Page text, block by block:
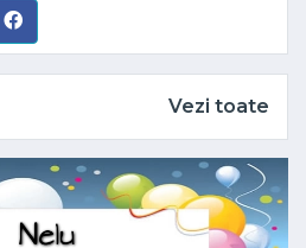
Vezi toate